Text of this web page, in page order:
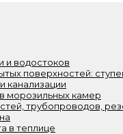
и водостоков
поверхностей:
канализации
морозильных камер
трубопроводов,
в теплице